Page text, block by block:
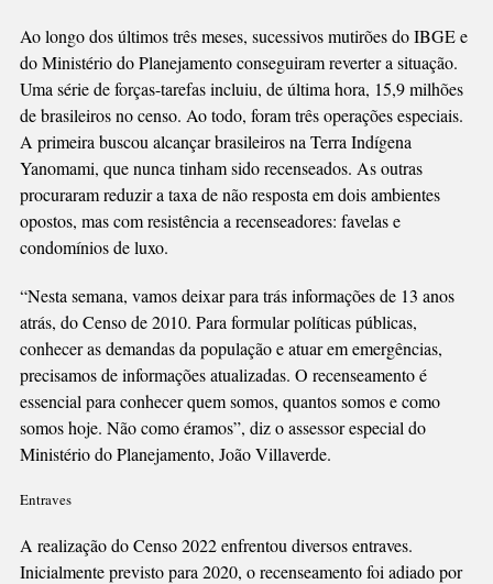
Ao longo dos últimos três meses, sucessivos mutirões do IBGE e
do Ministério do Planejamento conseguiram reverter a situação.
Uma série de forças-tarefas incluiu, de última hora, 15,9 milhões
de brasileiros no censo. Ao todo, foram três operações especiais.
A primeira buscou alcançar brasileiros na Terra Indígena
Yanomami, que nunca tinham sido recenseados. As outras
procuraram reduzir a taxa de não resposta em dois ambientes
opostos, mas com resistência a recenseadores: favelas e
condomínios de luxo.
“Nesta semana, vamos deixar para trás informações de 13 anos
atrás, do Censo de 2010. Para formular políticas públicas,
conhecer as demandas da população e atuar em emergências,
precisamos de informações atualizadas. O recenseamento é
essencial para conhecer quem somos, quantos somos e como
somos hoje. Não como éramos”, diz o assessor especial do
Ministério do Planejamento, João Villaverde.
Entraves
A realização do Censo 2022 enfrentou diversos entraves.
Inicialmente previsto para 2020, o recenseamento foi adiado por